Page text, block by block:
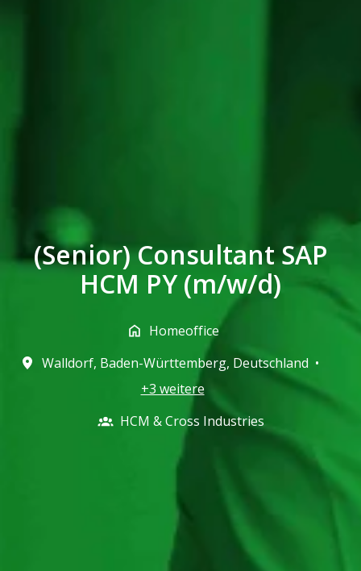
(Senior) Consultant SAP
HCM PY (m/w/d)
Homeoffice
Walldorf, Baden-Württemberg, Deutschland •
+3 weitere
HCM & Cross Industries